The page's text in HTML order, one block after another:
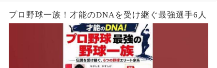
プロ野球一族！才能のDNAを受け継ぐ最強選手6人